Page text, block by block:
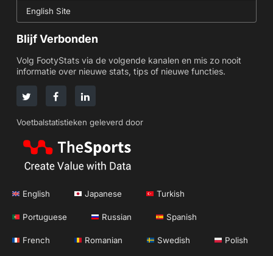
English Site
Blijf Verbonden
Volg FootyStats via de volgende kanalen en mis zo nooit
informatie over nieuwe stats, tips of nieuwe functies.
Voetbalstatistieken geleverd door
English Japanese Turkish
Portuguese Russian Spanish
French Romanian Swedish Polish